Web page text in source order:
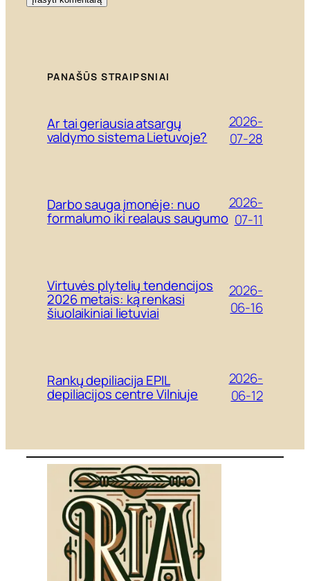
PANAŠŪS STRAIPSNIAI
Ar tai geriausia atsargų
valdymo sistema Lietuvoje?
2026-
07-28
Darbo sauga įmonėje: nuo
formalumo iki realaus saugumo
2026-
07-11
Virtuvės plytelių tendencijos
2026 metais: ką renkasi
šiuolaikiniai lietuviai
2026-
06-16
Rankų depiliacija EPIL
depiliacijos centre Vilniuje
2026-
06-12